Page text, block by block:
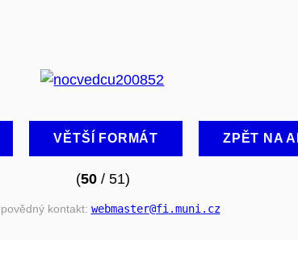
VĚTŠÍ FORMÁT ZPĚT NA
(50/ 51)
kontakt: webmaster@fi .muni .cz